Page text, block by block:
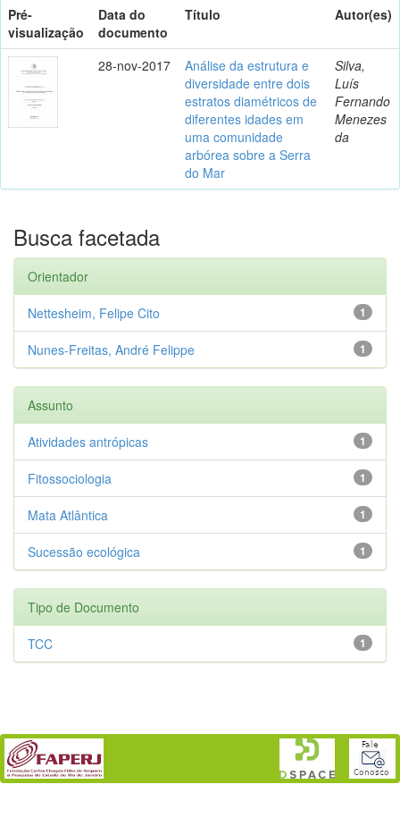
Pré-
visualização
Data do
documento
Título Autor(es)
28-nov-2017
Análise da estrutura e
diversidade entre dois
estratos diamétricos de
diferentes idades em
uma comunidade
arbórea sobre a Serra
do Mar
Silva,
Luís
Fernando
Menezes
da
Busca facetada
Orientador
1
Nettesheim, Felipe Cito
1
Nunes-Freitas, André Felippe
Assunto
1
Atividades antrópicas
1
Fitossociologia
1
Mata Atlântica
1
Sucessão ecológica
Tipo de Documento
1
TCC